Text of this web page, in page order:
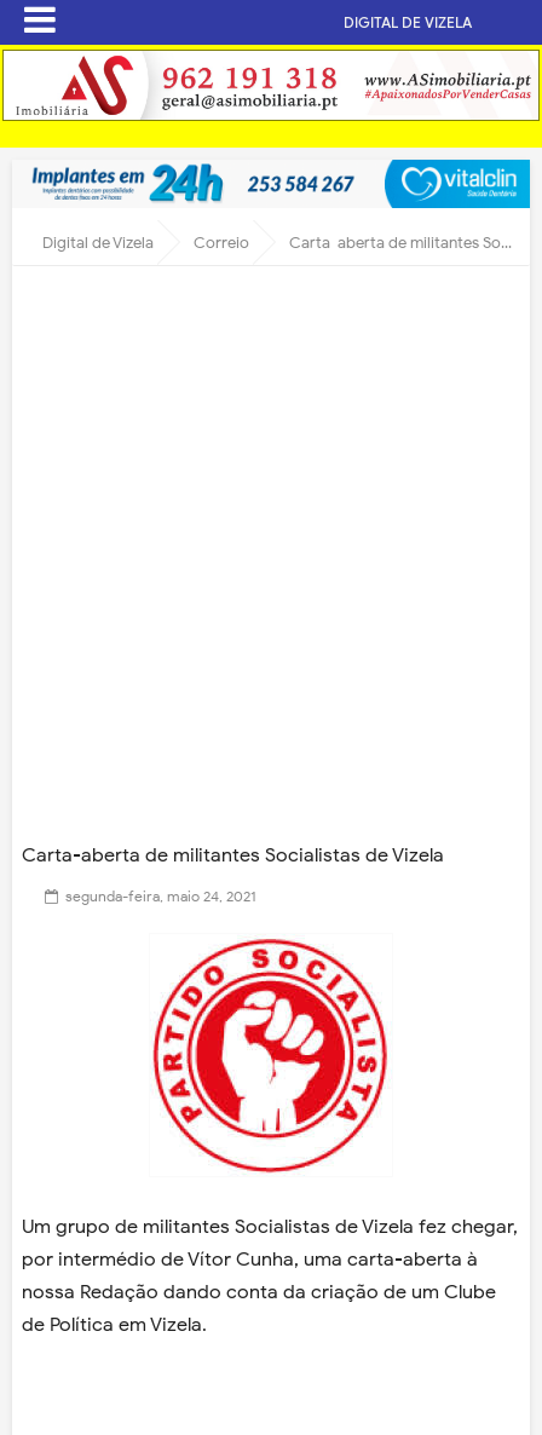
DIGITAL DE VIZELA
Digital de Vizela Correio Carta-aberta de militantes Socialistas de Vizela
Carta-aberta de militantes Socialistas de Vizela
segunda-feira, maio 24, 2021
Um grupo de militantes Socialistas de Vizela fez chegar,
por intermédio de Vítor Cunha, uma carta-aberta à
nossa Redação dando conta da criação de um Clube
de Política em Vizela.